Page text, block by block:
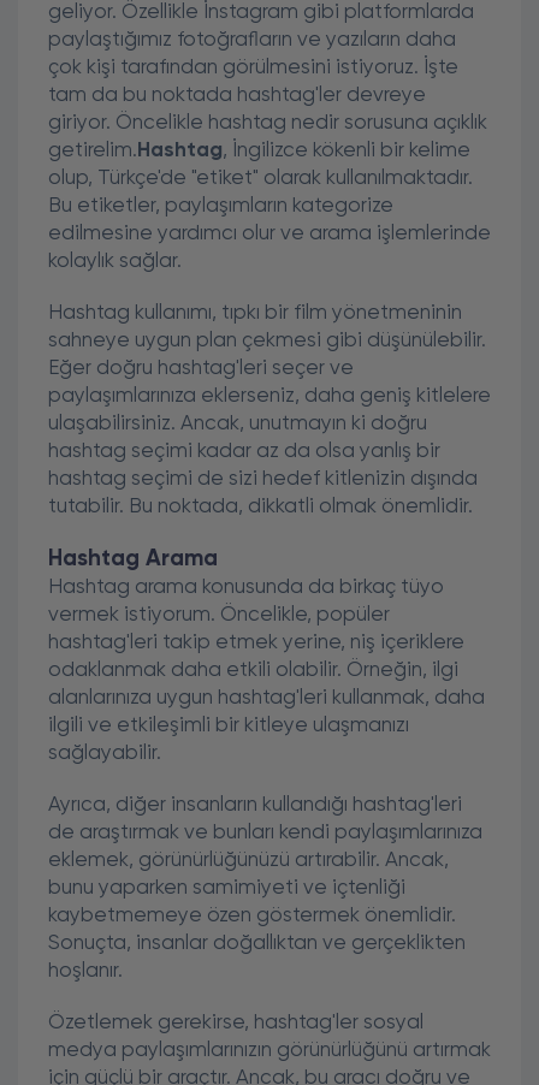
geliyor. Özellikle İnstagram gibi platformlarda
paylaştığımız fotoğrafların ve yazıların daha
çok kişi tarafından görülmesini istiyoruz. İşte
tam da bu noktada hashtag'ler devreye
giriyor. Öncelikle hashtag nedir sorusuna açıklık
getirelim. Hashtag, İngilizce kökenli bir kelime
olup, Türkçe'de "etiket" olarak kullanılmaktadır.
Bu etiketler, paylaşımların kategorize
edilmesine yardımcı olur ve arama işlemlerinde
kolaylık sağlar.
Hashtag kullanımı, tıpkı bir film yönetmeninin
sahneye uygun plan çekmesi gibi düşünülebilir.
Eğer doğru hashtag'leri seçer ve
paylaşımlarınıza eklerseniz, daha geniş kitlelere
ulaşabilirsiniz. Ancak, unutmayın ki doğru
hashtag seçimi kadar az da olsa yanlış bir
hashtag seçimi de sizi hedef kitlenizin dışında
tutabilir. Bu noktada, dikkatli olmak önemlidir.
Hashtag Arama
Hashtag arama konusunda da birkaç tüyo
vermek istiyorum. Öncelikle, popüler
hashtag'leri takip etmek yerine, niş içeriklere
odaklanmak daha etkili olabilir. Örneğin, ilgi
alanlarınıza uygun hashtag'leri kullanmak, daha
ilgili ve etkileşimli bir kitleye ulaşmanızı
sağlayabilir.
Ayrıca, diğer insanların kullandığı hashtag'leri
de araştırmak ve bunları kendi paylaşımlarınıza
eklemek, görünürlüğünüzü artırabilir. Ancak,
bunu yaparken samimiyeti ve içtenliği
kaybetmemeye özen göstermek önemlidir.
Sonuçta, insanlar doğallıktan ve gerçeklikten
hoşlanır.
Özetlemek gerekirse, hashtag'ler sosyal
medya paylaşımlarınızın görünürlüğünü artırmak
için güçlü bir araçtır. Ancak, bu aracı doğru ve